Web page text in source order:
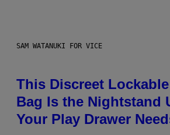
SAM WATANUKI FOR VICE
This Discreet
Bag Is the Nightstand
Your Play Drawer